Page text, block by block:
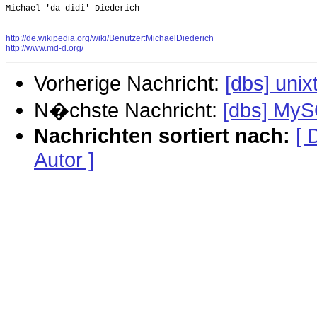
Michael 'da didi' Diederich
http://de.wikipedia.org/wiki/Benutzer:MichaelDiederich
http://www.md-d.org/
Vorherige Nachricht: [dbs]
N�chste Nachricht: [dbs]
Nachrichten sortiert nach: [
Autor ]